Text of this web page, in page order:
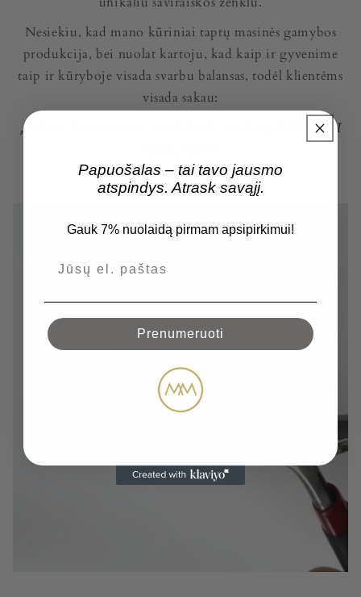
Nesiekiu, kad mano kūriniai taptų masinės gamybos
produkcija, bei nuolat kartoju, kad kaip ir gyvenime
taip ir kūryboje visada svarbu balansas, todėl klientėms
visada sakau:
,,ARBA PRABANGI SUKNELĖ, ARBA ĮSPŪDINGI
Papuošalas – tai tavo jausmo
atspindys. Atrask savąjį.
Gauk 7% nuolaidą pirmam apsipirkimui!
Prenumeruoti